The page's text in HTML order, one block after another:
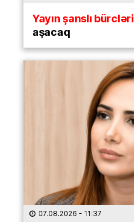
Yayın şanslı bürcləri
aşacaq
07.08.2026 - 11:37